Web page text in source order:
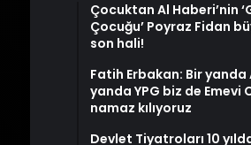
Çocuktan Al Haberi’nin
Çocuğu’ Poyraz Fidan
son hali!
Fatih Erbakan: Bir yanda
yanda YPG biz de Emevi
namaz kılıyoruz
Devlet Tiyatroları 10